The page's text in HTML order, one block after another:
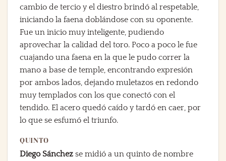
cambio de tercio y el diestro brindó al respetable,
iniciando la faena doblándose con su oponente.
Fue un inicio muy inteligente, pudiendo
aprovechar la calidad del toro. Poco a poco le fue
cuajando una faena en la que le pudo correr la
mano a base de temple, encontrando expresión
por ambos lados, dejando muletazos en redondo
muy templados con los que conectó con el
tendido. El acero quedó caído y tardó en caer, por
lo que se esfumó el triunfo.
QUINTO
Diego Sánchez se midió a un quinto de nombre